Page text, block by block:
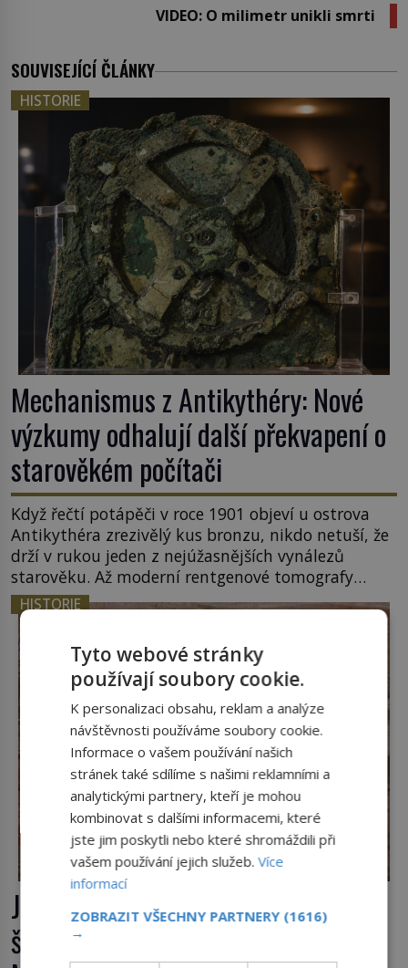
VIDEO: O milimetr unikli smrti
SOUVISEJÍCÍ ČLÁNKY
HISTORIE
Mechanismus z Antikythéry: Nové
výzkumy odhalují další překvapení o
starověkém počítači
Když řečtí potápěči v roce 1901 objeví u ostrova
Antikythéra zrezivělý kus bronzu, nikdo netuší, že
drží v rukou jeden z nejúžasnějších vynálezů
starověku. Až moderní rentgenové tomografy
odhalí desítky ozubených kol ukrytých uvnitř.
Mechanismus z Antikythéry je dnes považován za
nejstarší známý analogový počítač na světě. Přesto
ani po více než sto letech výzkumu […]
HISTORIE
Jaroslav ze Šternberka: Neexistující
šlechtic, který z Moravy vyžene
Tyto webové stránky
používají soubory cookie.
K personalizaci obsahu, reklam a analýze
návštěvnosti používáme soubory cookie.
Informace o vašem používání našich
stránek také sdílíme s našimi reklamními a
analytickými partnery, kteří je mohou
kombinovat s dalšími informacemi, které
jste jim poskytli nebo které shromáždili při
vašem používání jejich služeb.Více
informací
ZOBRAZIT VŠECHNY PARTNERY (1616)
→